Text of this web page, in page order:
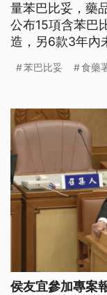
量苯巴比妥，藥
公布15項含苯巴
造，另6款3年內
流向異常。
苯巴比妥 食藥
侯友宜參加專案